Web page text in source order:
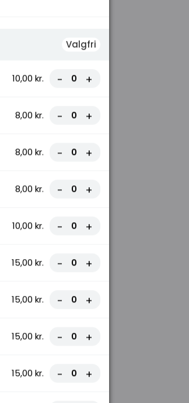
Valgfri
10,00 kr. - +
8,00 kr. - +
8,00 kr. - +
8,00 kr. - +
10,00 kr. - +
15,00 kr. - +
15,00 kr. - +
15,00 kr. - +
15,00 kr. - +